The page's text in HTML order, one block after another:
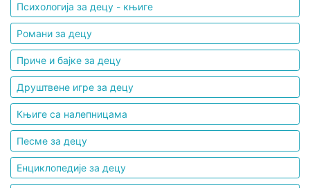
Психологија за децу - књиге
Романи за децу
Приче и бајке за децу
Друштвене игре за децу
Књиге са налепницама
Песме за децу
Енциклопедије за децу